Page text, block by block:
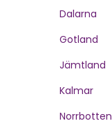
Dalarna
Gotland
Jämtland
Kalmar
Norrbotten